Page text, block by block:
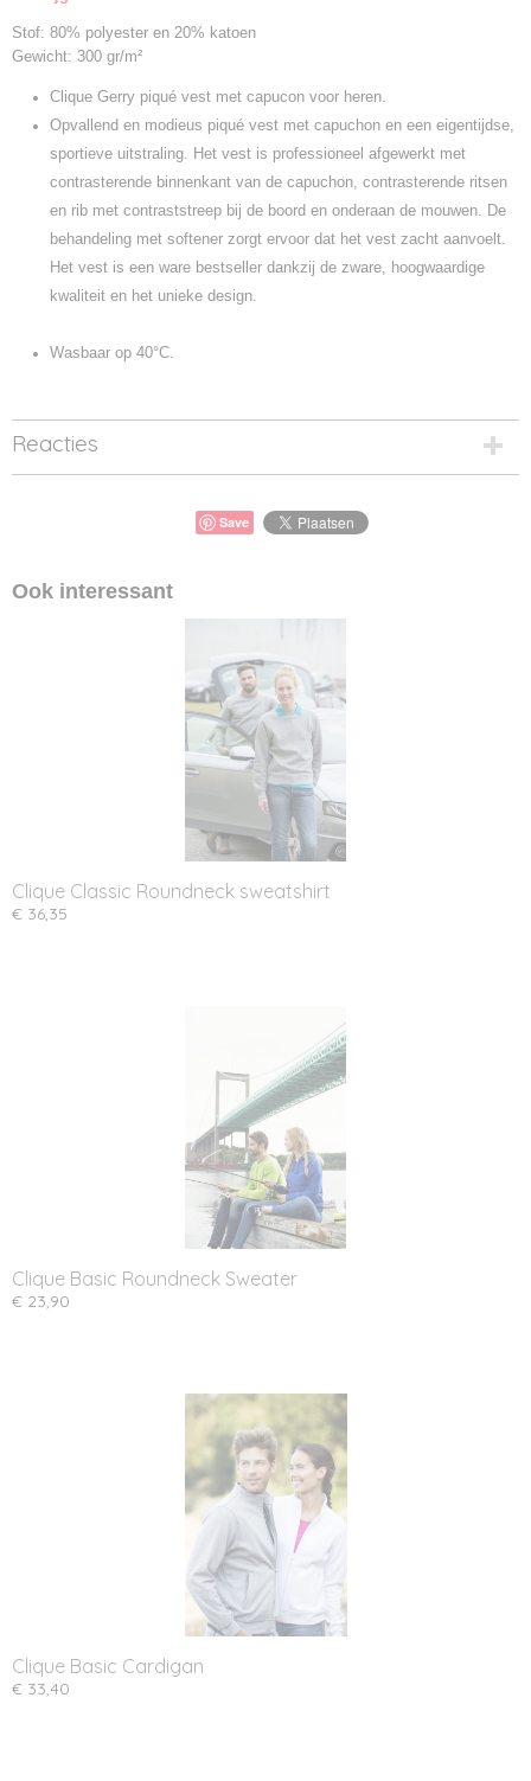
Stof: 80% polyester en 20% katoen
Gewicht: 300 gr/m²
Clique Gerry piqué vest met capucon voor heren.
Opvallend en modieus piqué vest met capuchon en een eigentijdse,
sportieve uitstraling. Het vest is professioneel afgewerkt met
contrasterende binnenkant van de capuchon, contrasterende ritsen
en rib met contraststreep bij de boord en onderaan de mouwen. De
behandeling met softener zorgt ervoor dat het vest zacht aanvoelt.
Het vest is een ware bestseller dankzij de zware, hoogwaardige
kwaliteit en het unieke design.
Wasbaar op 40°C.
Reacties
Save
Ook interessant
Clique Classic Roundneck sweatshirt
€ 36,35
Clique Basic Roundneck Sweater
€ 23,90
Clique Basic Cardigan
€ 33,40